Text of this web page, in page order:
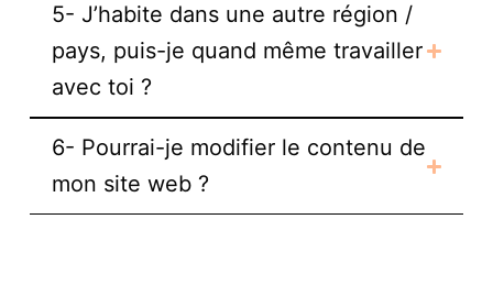
5- J’habite dans une autre région /
pays, puis-je quand même travailler
avec toi ?
6- Pourrai-je modifier le contenu de
mon site web ?